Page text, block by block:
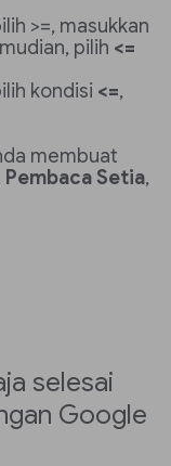
>=, masukkan
pilih <=
kondisi <=,
membuat
Pembaca Setia,
selesai
Google